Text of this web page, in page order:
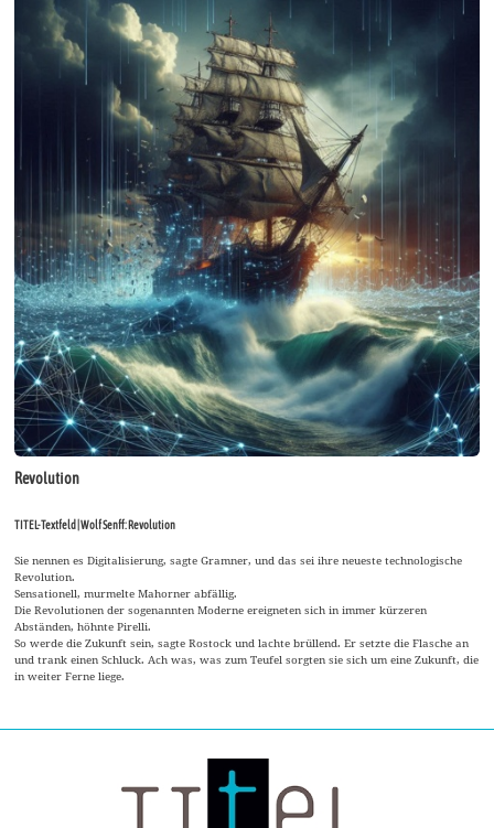
Revolution
TITEL-Textfeld | Wolf Senff: Revolution
Sie nennen es Digitalisierung, sagte Gramner, und das sei ihre neueste technologische
Revolution.
Sensationell, murmelte Mahorner abfällig.
Die Revolutionen der sogenannten Moderne ereigneten sich in immer kürzeren
Abständen, höhnte Pirelli.
So werde die Zukunft sein, sagte Rostock und lachte brüllend. Er setzte die Flasche an
und trank einen Schluck. Ach was, was zum Teufel sorgten sie sich um eine Zukunft, die
in weiter Ferne liege.